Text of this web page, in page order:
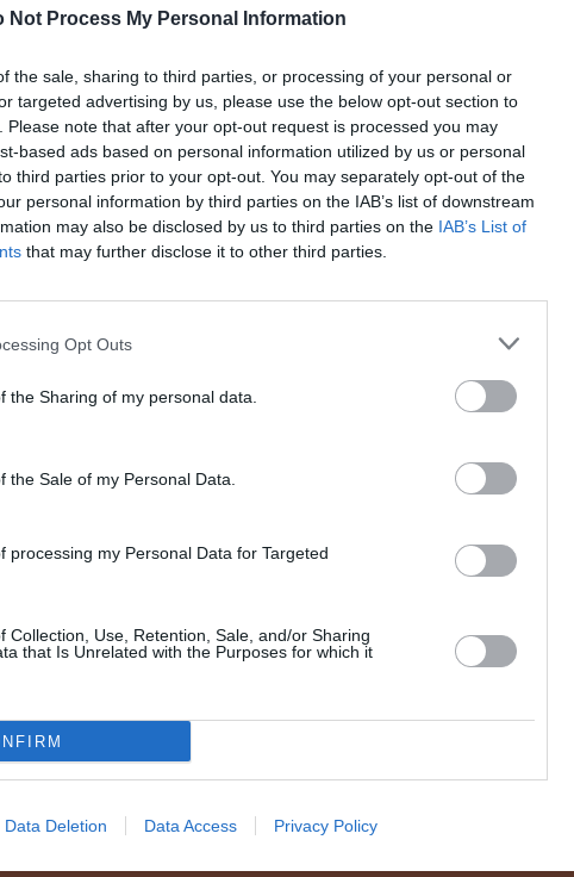
Not Process My Personal Information
the sale, sharing to third parties, or processing of your personal or
targeted advertising by us, please use the below opt-out section to
Please note that after your opt-out request is processed you may
based ads based on personal information utilized by us or personal
third parties prior to your opt-out. You may separately opt-out of the
personal information by third parties on the IAB’s list of downstream
may also be disclosed by us to third parties on the IAB’s List of
that may further disclose it to other third parties.
Opt Outs
the Sharing of my personal data.
the Sale of my Personal Data.
processing my Personal Data for Targeted
Collection, Use, Retention, Sale, and/or Sharing
that Is Unrelated with the Purposes for which it
Data Deletion Data Access Privacy Policy